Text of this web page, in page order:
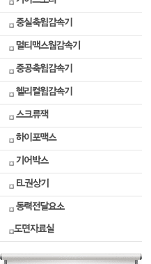
모
터
)
터
)
2극모
터
토크모
터
스피드
콘트롤
모터
스피드
러
헬리크
속기
윔감속
스크류
하이포
기
료실
스터